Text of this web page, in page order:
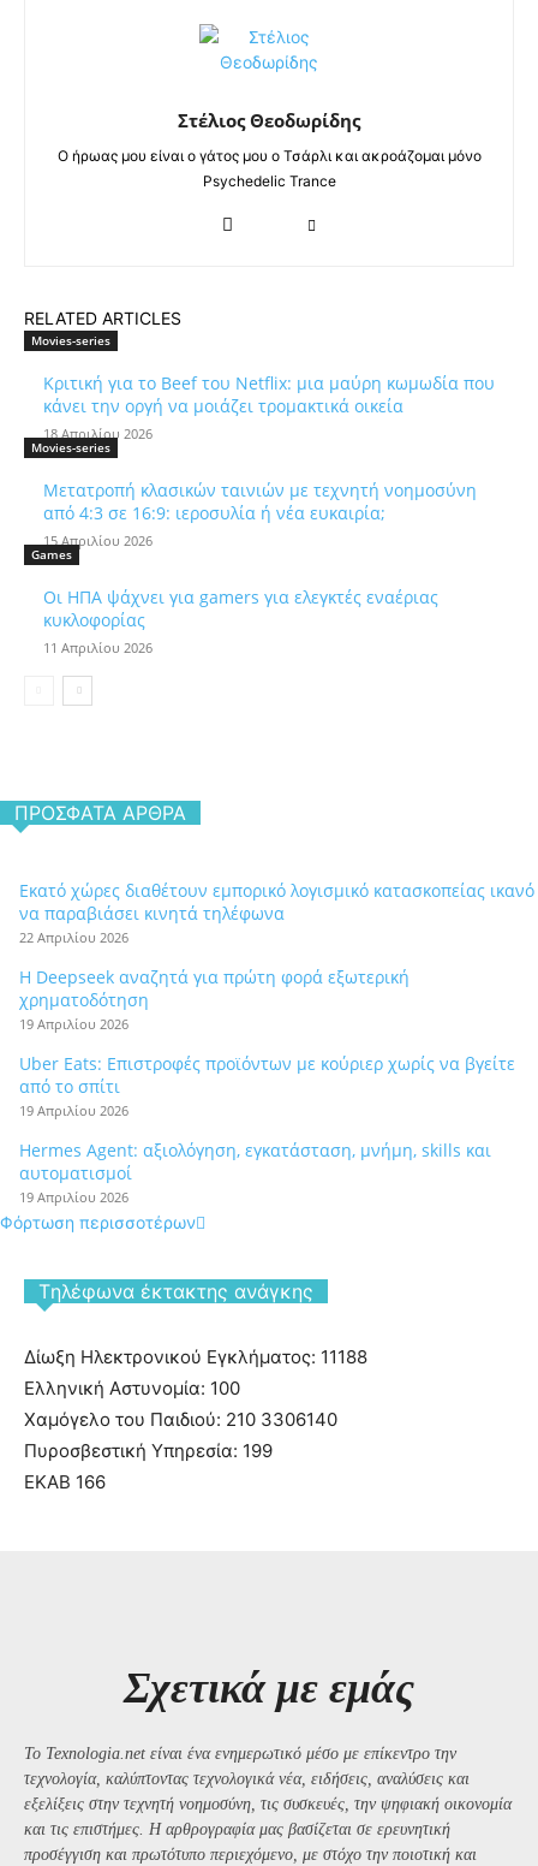
Στέλιος Θεοδωρίδης
Ο ήρωας μου είναι ο γάτος μου ο Τσάρλι και ακροάζομαι μόνο
Psychedelic Trance
RELATED ARTICLES
Movies-series
Κριτική για το Beef του Netflix: μια μαύρη κωμωδία που
κάνει την οργή να μοιάζει τρομακτικά οικεία
18 Απριλίου 2026
Movies-series
Μετατροπή κλασικών ταινιών με τεχνητή νοημοσύνη
από 4:3 σε 16:9: ιεροσυλία ή νέα ευκαιρία;
15 Απριλίου 2026
Games
Οι ΗΠΑ ψάχνει για gamers για ελεγκτές εναέριας
κυκλοφορίας
11 Απριλίου 2026
ΠΡΌΣΦΑΤΑ ΆΡΘΡΑ
Εκατό χώρες διαθέτουν εμπορικό λογισμικό κατασκοπείας ικανό
να παραβιάσει κινητά τηλέφωνα
22 Απριλίου 2026
Η Deepseek αναζητά για πρώτη φορά εξωτερική
χρηματοδότηση
19 Απριλίου 2026
Uber Eats: Επιστροφές προϊόντων με κούριερ χωρίς να βγείτε
από το σπίτι
19 Απριλίου 2026
Hermes Agent: αξιολόγηση, εγκατάσταση, μνήμη, skills και
αυτοματισμοί
19 Απριλίου 2026
Φόρτωση περισσοτέρων
Tηλέφωνα έκτακτης ανάγκης
Δίωξη Ηλεκτρονικού Εγκλήματος: 11188
Ελληνική Αστυνομία: 100
Χαμόγελο του Παιδιού: 210 3306140
Πυροσβεστική Υπηρεσία: 199
ΕΚΑΒ 166
Σχετικά με εμάς
Το Texnologia.net είναι ένα ενημερωτικό μέσο με επίκεντρο την
τεχνολογία, καλύπτοντας τεχνολογικά νέα, ειδήσεις, αναλύσεις και
εξελίξεις στην τεχνητή νοημοσύνη, τις συσκευές, την ψηφιακή οικονομία
και τις επιστήμες. Η αρθρογραφία μας βασίζεται σε ερευνητική
προσέγγιση και πρωτότυπο περιεχόμενο, με στόχο την ποιοτική και